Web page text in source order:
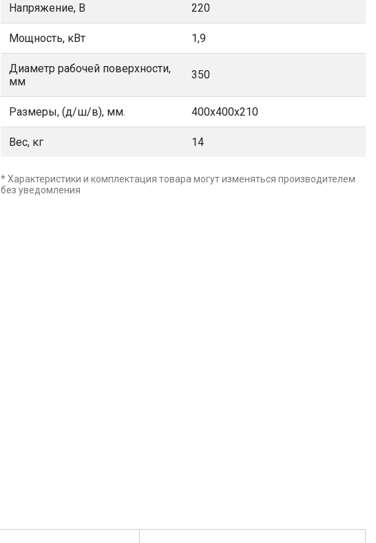
Напряжение, В 220
Мощность, кВт 1,9
Диаметр рабочей поверхности,
мм
350
Размеры, (д/ш/в), мм. 400х400х210
Вес, кг 14
* Характеристики и комплектация товара могут изменяться производителем
без уведомления